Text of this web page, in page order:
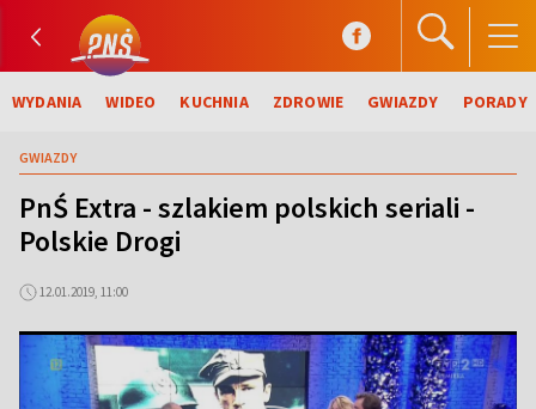
WYDANIA WIDEO KUCHNIA ZDROWIE GWIAZDY PORADY
GWIAZDY
PnŚ Extra - szlakiem polskich seriali -
Polskie Drogi
12.01.2019, 11:00